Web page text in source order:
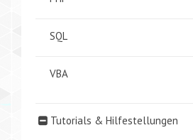
SQL
VBA
Tutorials & Hilfestellungen